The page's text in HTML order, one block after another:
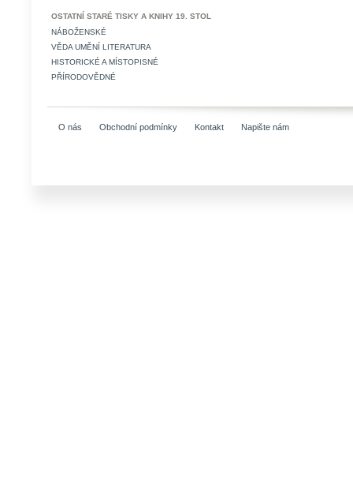
OSTATNÍ STARÉ TISKY A KNIHY 19. STOL
NÁBOŽENSKÉ
VĚDA UMĚNÍ LITERATURA
HISTORICKÉ A MÍSTOPISNÉ
PŘÍRODOVĚDNÉ
O nás Obchodní podmínky Kontakt Napište nám